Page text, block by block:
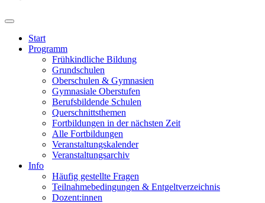
Start
Programm
Frühkindliche Bildung
Grundschulen
Oberschulen & Gymnasien
Gymnasiale Oberstufen
Berufsbildende Schulen
Querschnittsthemen
Fortbildungen in der nächsten Zeit
Alle Fortbildungen
Veranstaltungskalender
Veranstaltungsarchiv
Info
Häufig gestellte Fragen
Teilnahmebedingungen & Entgeltverzeichnis
Dozent:innen